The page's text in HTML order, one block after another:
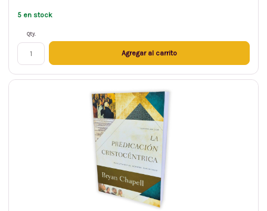
5 en stock
Qty.
Agregar al carrito